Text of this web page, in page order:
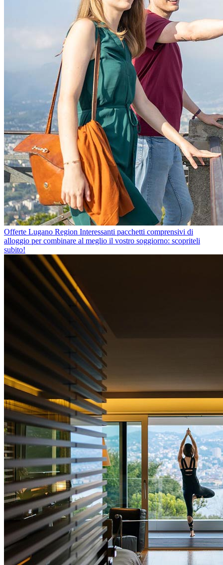
Offerte Lugano Region Interessanti pacchetti comprensivi di
alloggio per combinare al meglio il vostro soggiorno: scopriteli
subito!